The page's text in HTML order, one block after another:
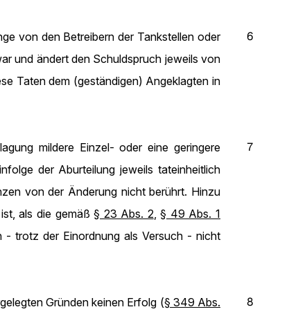
6
von den Betreibern der Tankstellen oder
und ändert den Schuldspruch jeweils von
Taten dem (geständigen) Angeklagten in
7
mildere Einzel- oder eine geringere
der Aburteilung jeweils tateinheitlich
von der Änderung nicht berührt. Hinzu
als die gemäß§ 23 Abs. 2,§ 49 Abs. 1
trotz der Einordnung als Versuch - nicht
8
Gründen keinen Erfolg (§ 349 Abs.